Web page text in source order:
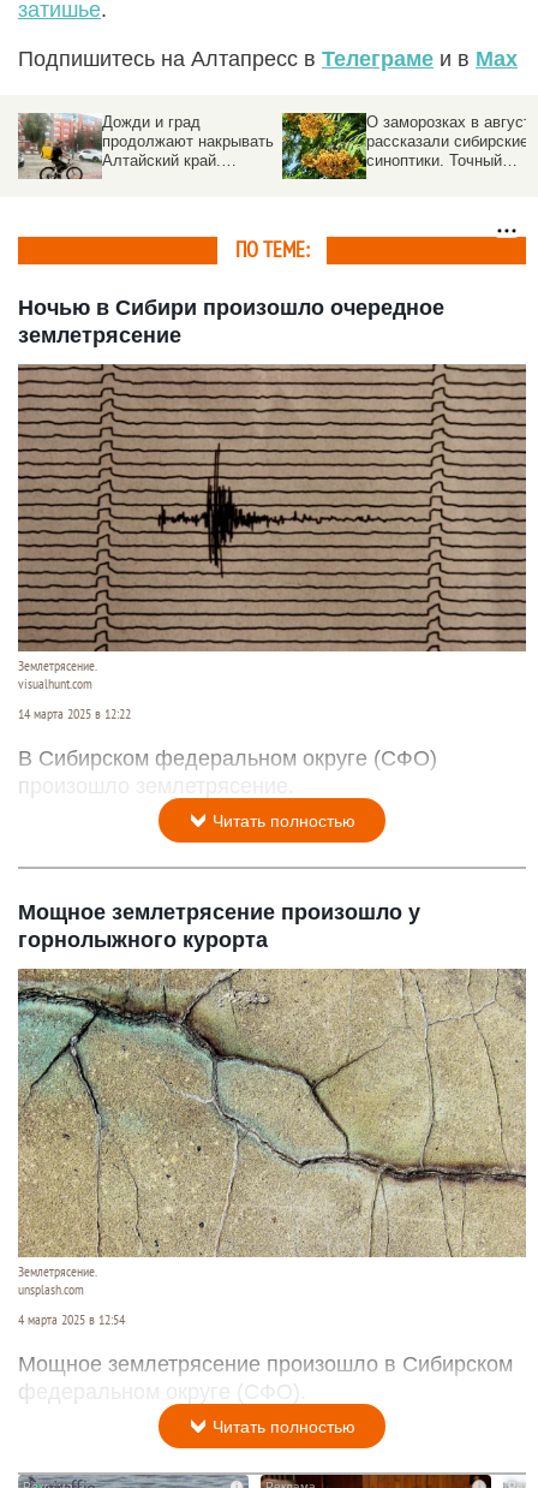
затишье.
Подпишитесь на Алтапресс в Телеграме и в Max
Дожди и град
продолжают накрывать
Алтайский край.
О заморозках в августе
рассказали сибирские
синоптики. Точный
ПО ТЕМЕ:
Ночью в Сибири произошло очередное
землетрясение
Землетрясение.
visualhunt.com
14 марта 2025 в 12:22
В Сибирском федеральном округе (СФО)
произошло землетрясение.
Читать полностью
Мощное землетрясение произошло у
горнолыжного курорта
Землетрясение.
unsplash.com
4 марта 2025 в 12:54
Мощное землетрясение произошло в Сибирском
федеральном округе (СФО).
Читать полностью